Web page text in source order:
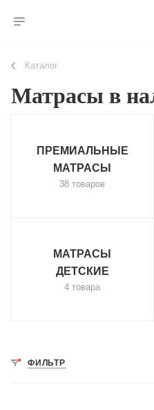
Каталог
Матрасы в
ПРЕМИАЛЬНЫЕ
МАТРАСЫ
38 товаров
МАТРАСЫ
ДЕТСКИЕ
4 товара
ФИЛЬТР